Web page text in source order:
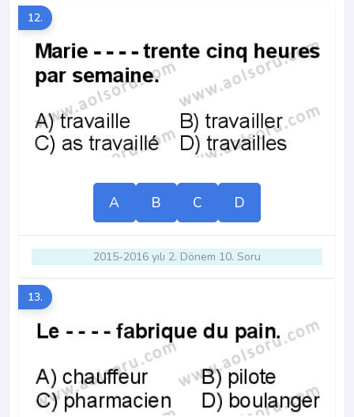
12.
A B C D
2015-2016 yılı 2. Dönem 10. Soru
13.